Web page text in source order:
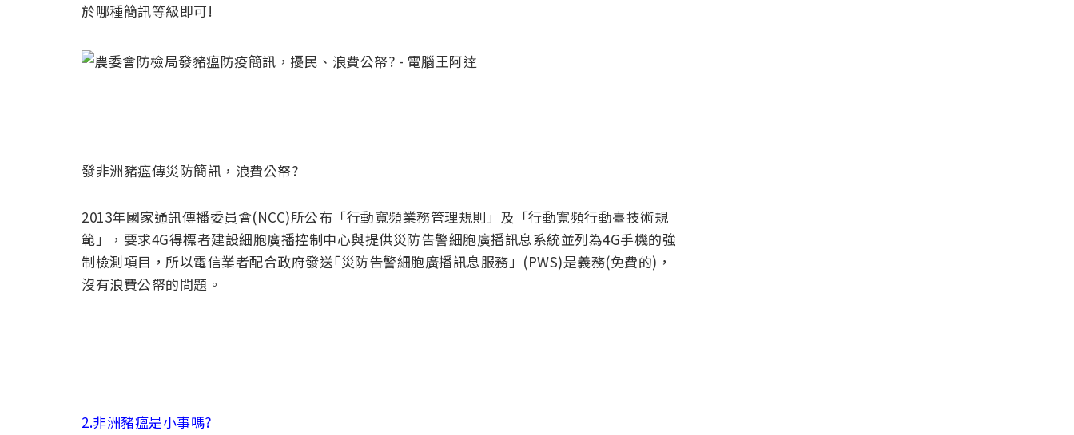
於哪種簡訊等級即可!
發非洲豬瘟傳災防簡訊，浪費公帑?
2013年國家通訊傳播委員會(NCC)所公布「行動寬頻業務管理規則」及「行動寬頻行動臺技術規
範」，要求4G得標者建設細胞廣播控制中心與提供災防告警細胞廣播訊息系統並列為4G手機的強
制檢測項目，所以電信業者配合政府發送｢災防告警細胞廣播訊息服務」(PWS)是義務(免費的)，
沒有浪費公帑的問題。
2.非洲豬瘟是小事嗎?